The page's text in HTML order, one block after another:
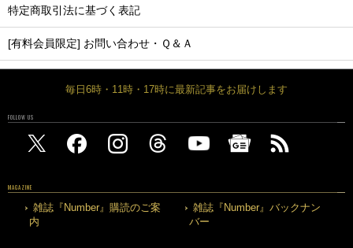
特定商取引法に基づく表記
[有料会員限定] お問い合わせ・Ｑ＆Ａ
毎日6時・11時・17時に最新記事をお届けします
FOLLOW US
MAGAZINE
雑誌『Number』購読のご案
内
雑誌『Number』バックナン
バー